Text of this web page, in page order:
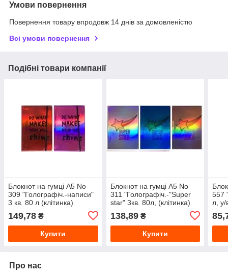
Умови повернення
Повернення товару впродовж 14 днів за домовленістю
Всі умови повернення
Подібні товари компанії
Блокнот на гумці А5 No
309 "Голографіч.-написи"
3 кв. 80 л (клітинка)
149,78 ₴
Купити
Блокнот на гумці А5 No
311 "Голографіч.-"Super
star" 3кв. 80л, (клітинка)
138,89₴
Купити
557
л, у/
Про нас